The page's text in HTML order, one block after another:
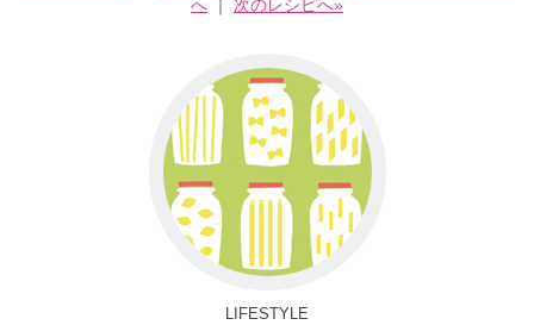
へ ｜ 次のレシピへ»
LIFESTYLE